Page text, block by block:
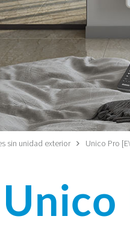
sin unidad exterior Unico Pro
Unico